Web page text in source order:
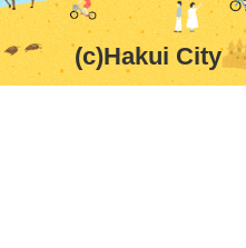
(c)Hakui City